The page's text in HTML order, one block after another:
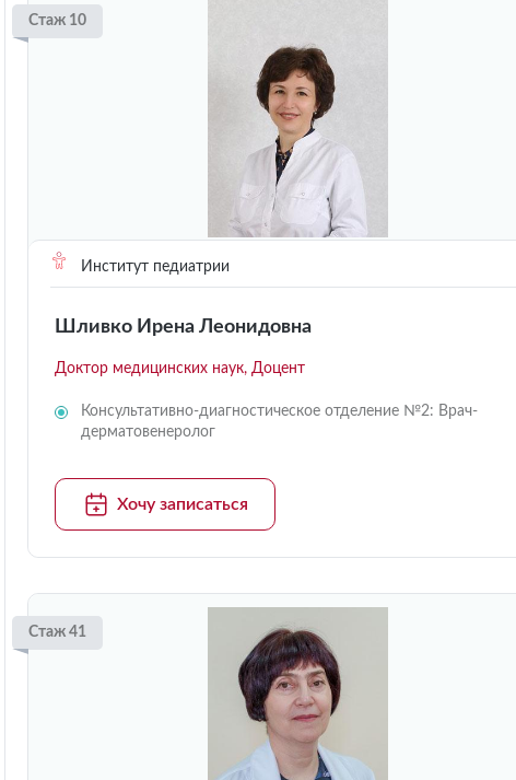
Стаж 10
Институт педиатрии
Шливко Ирена Леонидовна
Доктор медицинских наук, Доцент
Консультативно-диагностическое отделение №2: Врач-
дерматовенеролог
Хочу записаться
Стаж 41